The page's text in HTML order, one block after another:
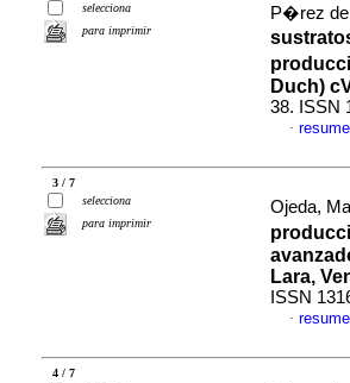
selecciona
para imprimir
P�rez
Duch)
38. ISSN
·
3 / 7
selecciona
para imprimir
Ojeda,
Lara,
ISSN
·
4 / 7